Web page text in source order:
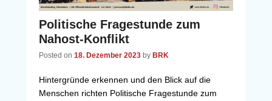
Politische Fragestunde zum
Nahost-Konflikt
Posted on 18. Dezember 2023 by BRK
Hintergründe erkennen und den Blick auf die
Menschen richten Politische Fragestunde zum